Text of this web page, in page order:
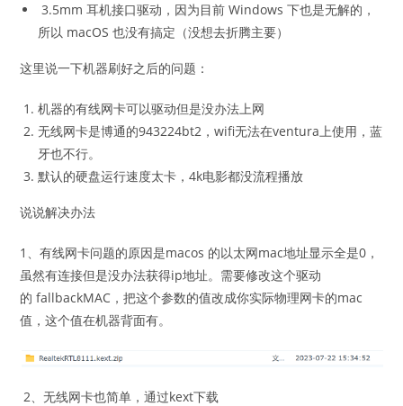
3.5mm 耳机接口驱动，因为目前 Windows 下也是无解的，
所以 macOS 也没有搞定（没想去折腾主要）
这里说一下机器刷好之后的问题：
机器的有线网卡可以驱动但是没办法上网
无线网卡是博通的943224bt2，wifi无法在ventura上使用，蓝
牙也不行。
默认的硬盘运行速度太卡，4k电影都没流程播放
说说解决办法
1、有线网卡问题的原因是macos 的以太网mac地址显示全是0，
虽然有连接但是没办法获得ip地址。需要修改这个驱动
的 fallbackMAC，把这个参数的值改成你实际物理网卡的mac
值，这个值在机器背面有。
2、无线网卡也简单，通过kext下载